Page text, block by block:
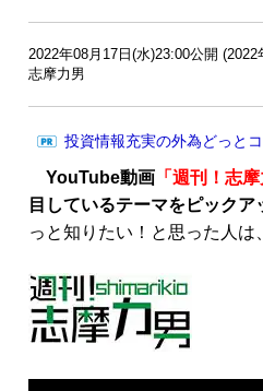
2022年08月17日(水)23:00公開
志摩力男
投資情報充実の外為どっとコ
YouTube動画 「週刊！志摩
目しているテーマをピックア
っと知りたい！と思った人は